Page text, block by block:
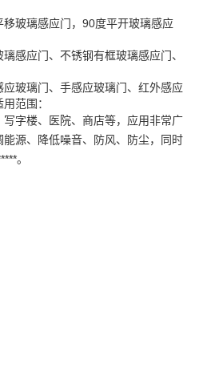
移玻璃感应门，90度平开玻璃感应
感应门、不锈钢有框玻璃感应门、
应玻璃门、手感应玻璃门、红外感应
范围：
字楼、医院、商店等，应用非常广
源、降低噪音、防风、防尘，同时
。